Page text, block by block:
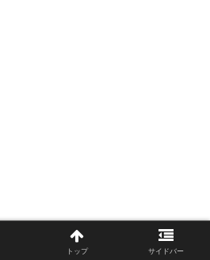
トップ サイドバー